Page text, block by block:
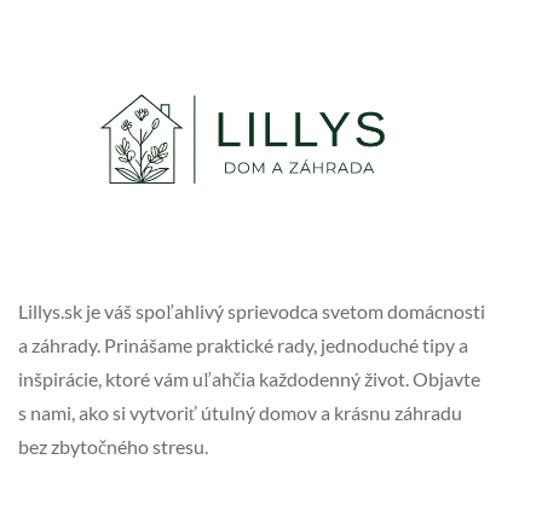
Lillys.sk je váš spoľahlivý sprievodca svetom domácnosti
a záhrady. Prinášame praktické rady, jednoduché tipy a
inšpirácie, ktoré vám uľahčia každodenný život. Objavte
s nami, ako si vytvoriť útulný domov a krásnu záhradu
bez zbytočného stresu.